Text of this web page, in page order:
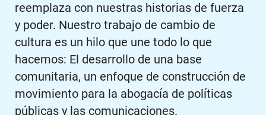
reemplaza con nuestras historias de fuerza
y poder. Nuestro trabajo de cambio de
cultura es un hilo que une todo lo que
hacemos: El desarrollo de una base
comunitaria, un enfoque de construcción de
movimiento para la abogacía de políticas
públicas y las comunicaciones.